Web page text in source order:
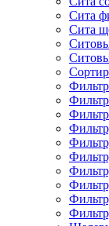
Сита
Сита